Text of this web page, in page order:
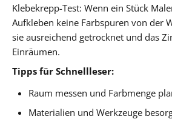
Klebekrepp-Test: Wenn ein Stück
Aufkleben keine Farbspuren von der
sie ausreichend getrocknet und das
Einräumen.
Tipps für Schnellleser:
Raum messen und Farbmenge
Materialien und Werkzeuge